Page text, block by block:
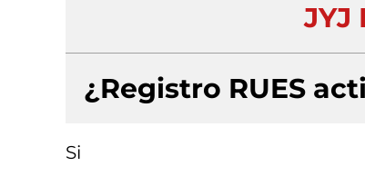
JYJ
¿Registro RUES
Si